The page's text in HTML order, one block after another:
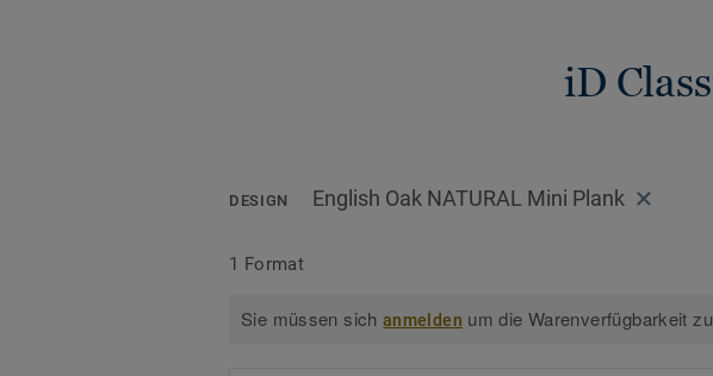
iD
DESIGN English Oak NATURAL Mini Plank
1 Format
Sie müssen sichanmelden um die Warenverfügbarkeit